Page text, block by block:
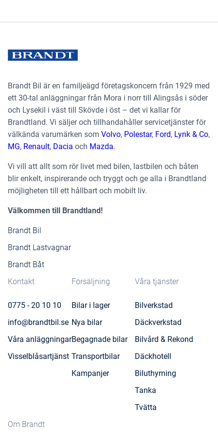
Brandt Bil är en familjeägd företagskoncern från 1929 med
ett 30-tal anläggningar från Mora i norr till Alingsås i söder
och Lysekil i väst till Skövde i öst – det vi kallar för
Brandtland. Vi säljer och tillhandahåller servicetjänster för
välkända varumärken som Volvo, Polestar, Ford, Lynk & Co,
MG, Renault, Dacia och Mazda.
Vi vill att allt som rör livet med bilen, lastbilen och båten
blir enkelt, inspirerande och tryggt och ge alla i Brandtland
möjligheten till ett hållbart och mobilt liv.
Välkommen till Brandtland!
Brandt Bil
Brandt Lastvagnar
Brandt Båt
Kontakt
0775 - 20 10 10
info@brandtbil.se
Våra anläggningar
Visselblåsartjänst
Försäljning
Bilar i lager
Nya bilar
Begagnade bilar
Transportbilar
Kampanjer
Våra tjänster
Bilverkstad
Däckverkstad
Bilvård & Rekond
Däckhotell
Biluthyrning
Tanka
Tvätta
Om Brandt